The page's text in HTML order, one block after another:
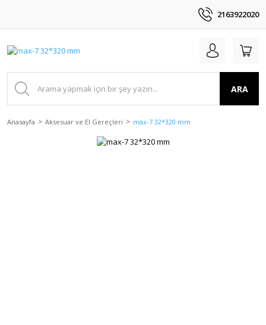
2163922020
ARA
Anasayfa Aksesuar ve El Gereçleri max-7 32*320 mm